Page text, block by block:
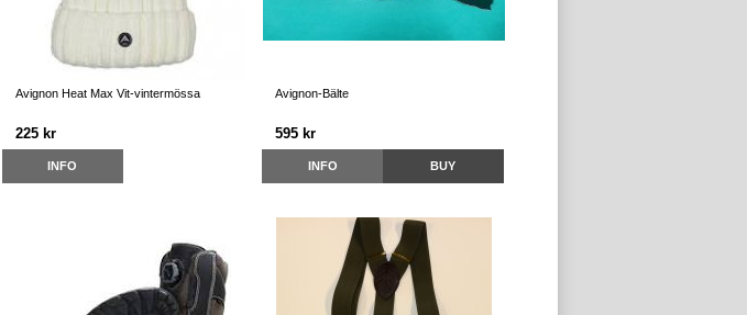
Avignon Heat Max Vit-vintermössa
225 kr
INFO
Avignon-Bälte
595 kr
INFO BUY